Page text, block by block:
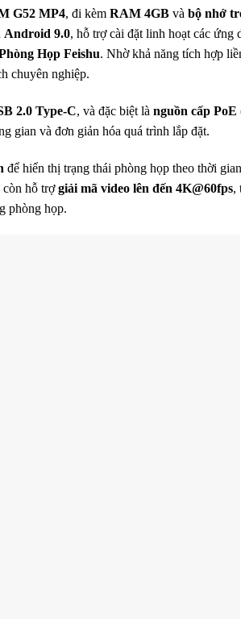
G52 MP4, đi kèm RAM 4GB và bộ nhớ
Android 9.0, hỗ trợ cài đặt linh hoạt các ứng
Họp Feishu. Nhờ khả năng tích hợp
chuyên nghiệp.
2.0 Type-C, và đặc biệt là nguồn cấp PoE
gian và đơn giản hóa quá trình lắp đặt.
để hiển thị trạng thái phòng họp theo thời
còn hỗ trợgiải mã video lên đến 4K@60fps,
phòng họp.